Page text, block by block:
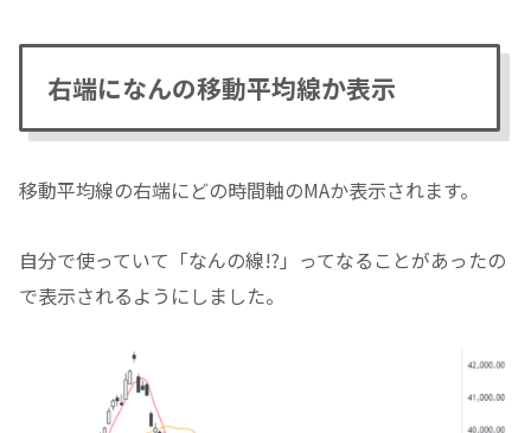
右端になんの移動平均線か表示
移動平均線の右端にどの時間軸のMAか表示されます。
自分で使っていて「なんの線!?」ってなることがあったの
で表示されるようにしました。